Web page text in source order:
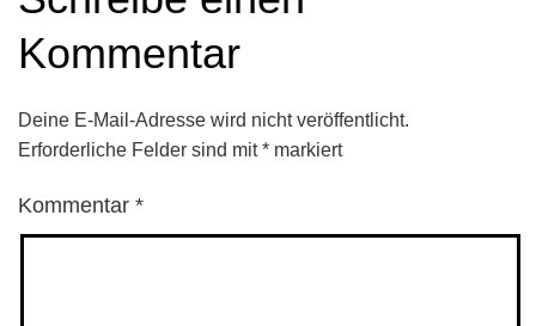
Kommentar
Deine E-Mail-Adresse wird nicht veröffentlicht.
Erforderliche Felder sind mit* markiert
Kommentar *